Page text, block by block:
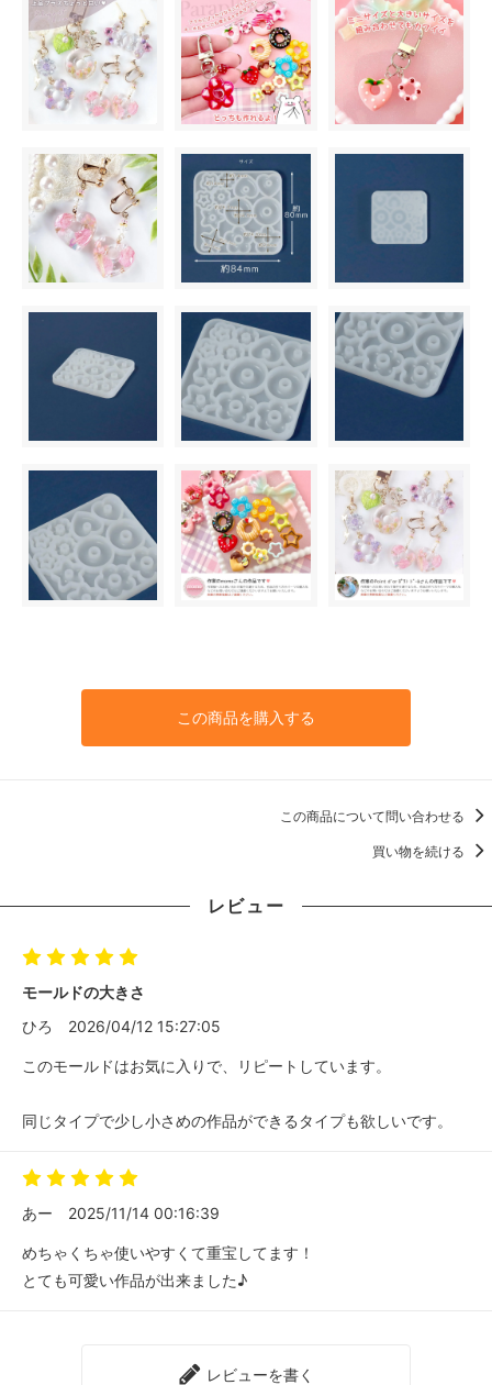
この商品を購入する
この商品について問い合わせる
買い物を続ける
レビュー
モールドの大きさ
ひろ
2026/04/12 15:27:05
このモールドはお気に入りで、リピートしています。
同じタイプで少し小さめの作品ができるタイプも欲しいです。
あー 2025/11/14 00:16:39
めちゃくちゃ使いやすくて重宝してます！
とても可愛い作品が出来ました♪
レビューを書く